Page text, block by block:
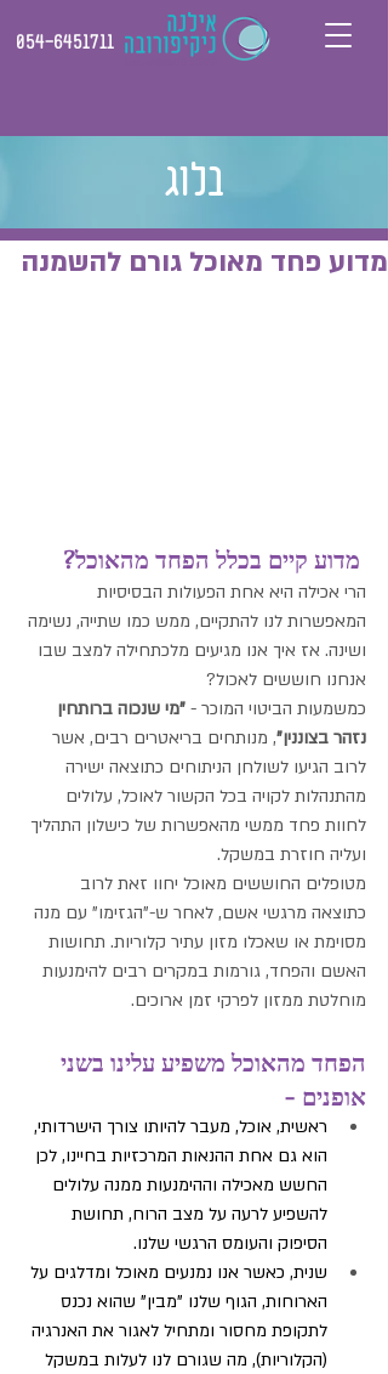
054-6451711
בלוג
מדוע פחד מאוכל גורם להשמנה
הרי אכילה היא אחת הפעולות הבסיסיות
המאפשרות לנו להתקיים, ממש כמו שתייה, נשימה
ושינה. אז איך אנו מגיעים מלכתחילה למצב שבו
אנחנו חוששים לאכול?
כמשמעות הביטוי המוכר - "מי שנכוה ברותחין
נזהר בצוננין", מנותחים בריאטרים רבים, אשר
לרוב הגיעו לשולחן הניתוחים כתוצאה ישירה
מהתנהלות לקויה בכל הקשור לאוכל, עלולים
לחוות פחד ממשי מהאפשרות של כישלון התהליך
ועליה חוזרת במשקל.
מטופלים החוששים מאוכל יחוו זאת לרוב
כתוצאה מרגשי אשם, לאחר ש-”הגזימו" עם מנה
מסוימת או שאכלו מזון עתיר קלוריות. תחושות
האשם והפחד, גורמות במקרים רבים להימנעות
מוחלטת ממזון לפרקי זמן ארוכים.
הפחד מהאוכל משפיע עלינו בשני
אופנים -
ראשית, אוכל, מעבר להיותו צורך הישרדותי,
הוא גם אחת ההנאות המרכזיות בחיינו, לכן
החשש מאכילה וההימנעות ממנה עלולים
להשפיע לרעה על מצב הרוח, תחושת
הסיפוק והעומס הרגשי שלנו.
שנית, כאשר אנו נמנעים מאוכל ומדלגים על
הארוחות, הגוף שלנו "מבין" שהוא נכנס
לתקופת מחסור ומתחיל לאגור את האנרגיה
(הקלוריות), מה שגורם לנו לעלות במשקל